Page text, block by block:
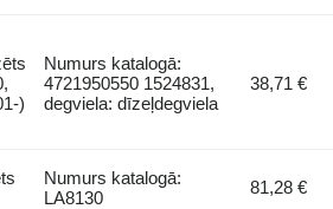
)
Numurs katalogā:
4721950550 1524831,
degviela: dīzeļdegviela
38,71 €
Numurs katalogā:
LA8130
81,28 €